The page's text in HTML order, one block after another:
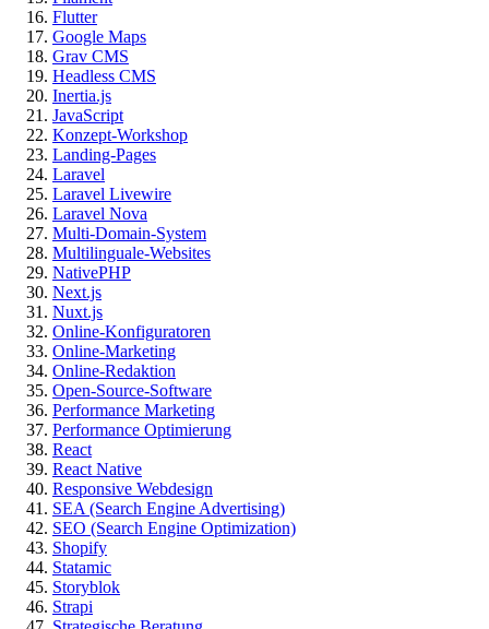
Flutter
Google Maps
Grav CMS
Headless CMS
Inertia.js
JavaScript
Konzept-Workshop
Landing-Pages
Laravel
Laravel Livewire
Laravel Nova
Multi-Domain-System
Multilinguale-Websites
NativePHP
Next.js
Nuxt.js
Online-Konfiguratoren
Online-Marketing
Online-Redaktion
Open-Source-Software
Performance Marketing
Performance Optimierung
React
React Native
Responsive Webdesign
SEA (Search Engine Advertising)
SEO (Search Engine Optimization)
Shopify
Statamic
Storyblok
Strapi